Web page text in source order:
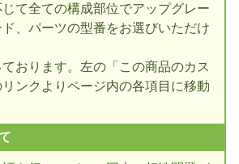
て全ての構成部位でアップグレー
ド、パーツの型番をお選びいただけ
おります。左の「この商品のカス
ンクよりページ内の各項目に移動